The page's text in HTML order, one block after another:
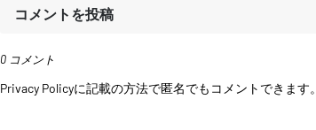
コメントを投稿
0 コメント
Privacy Policyに記載の方法で匿名でもコメントできます。